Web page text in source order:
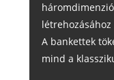
létrehozásához
A bankettek
mind a